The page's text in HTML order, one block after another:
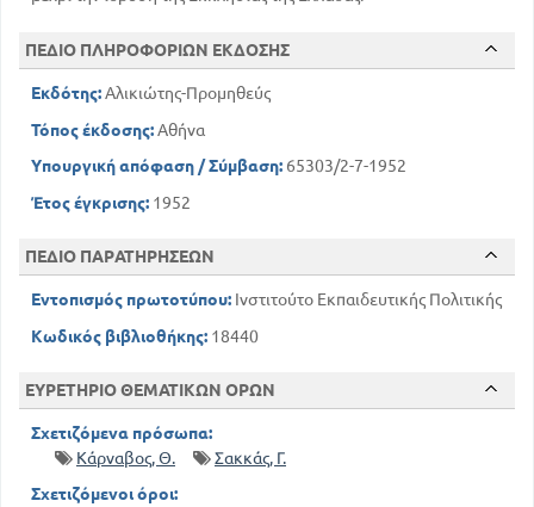
ΠΕΔΙΟ ΠΛΗΡΟΦΟΡΙΩΝ ΕΚΔΟΣΗΣ
Εκδότης:Αλικιώτης-Προμηθεύς
Τόπος έκδοσης:Αθήνα
Υπουργική απόφαση / Σύμβαση: 65303/2-7-1952
Έτος έγκρισης: 1952
ΠΕΔΙΟ ΠΑΡΑΤΗΡΗΣΕΩΝ
Εντοπισμός πρωτοτύπου: Ινστιτούτο Εκπαιδευτικής Πολιτικής
Κωδικός βιβλιοθήκης: 18440
ΕΥΡΕΤΗΡΙΟ ΘΕΜΑΤΙΚΩΝ ΟΡΩΝ
Σχετιζόμενα πρόσωπα:
Κάρναβος, Θ.
Σακκάς, Γ.
Σχετιζόμενοι όροι: